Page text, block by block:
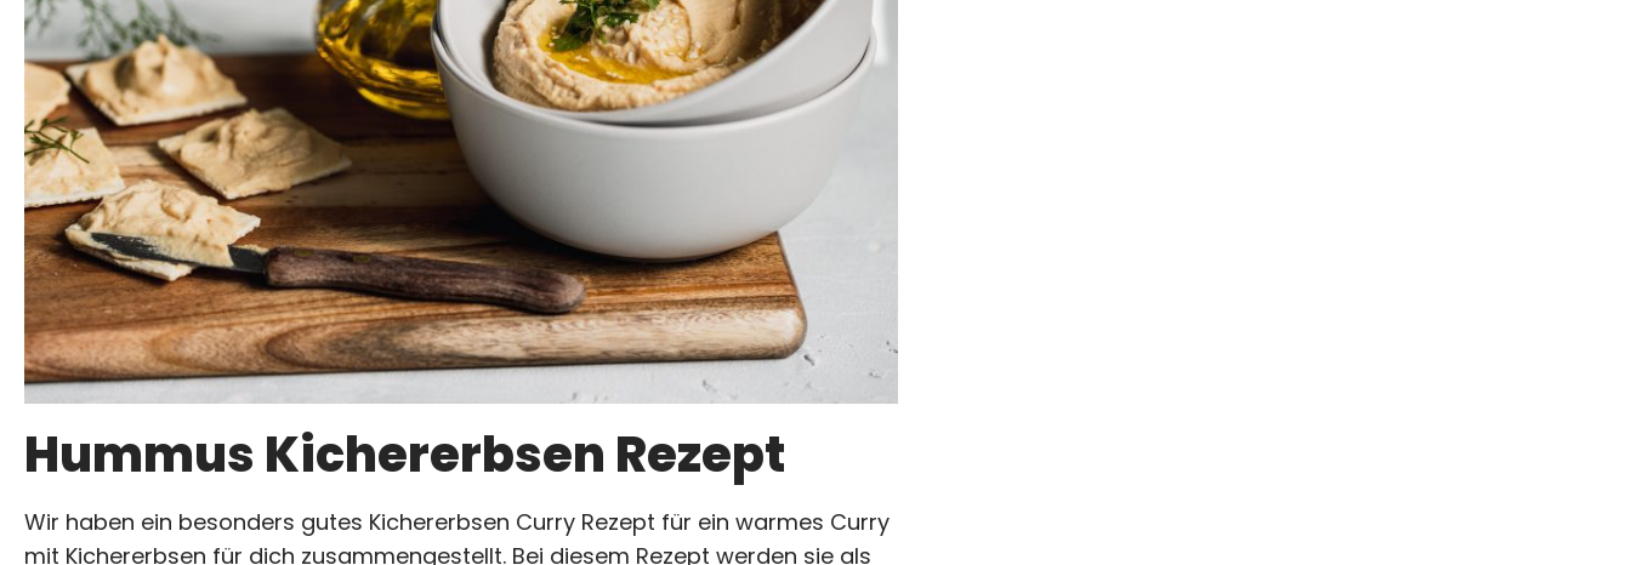
Hummus Kichererbsen Rezept
Wir haben ein besonders gutes Kichererbsen Curry Rezept für ein warmes Curry
mit Kichererbsen für dich zusammengestellt. Bei diesem Rezept werden sie als